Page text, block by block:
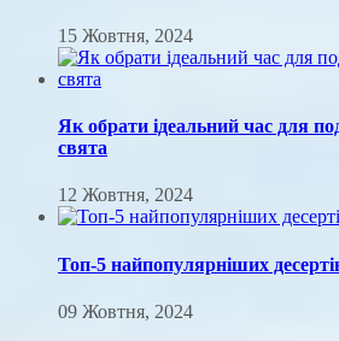
15 Жовтня, 2024
Як обрати ідеальний час для
свята
12 Жовтня, 2024
Топ-5 найпопулярніших
09 Жовтня, 2024